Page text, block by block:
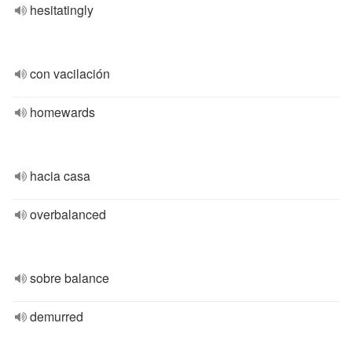
hesitatingly
con vacilación
homewards
hacia casa
overbalanced
sobre balance
demurred